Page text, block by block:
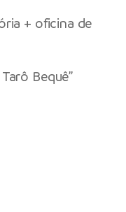
+ oficina de
Bequê”